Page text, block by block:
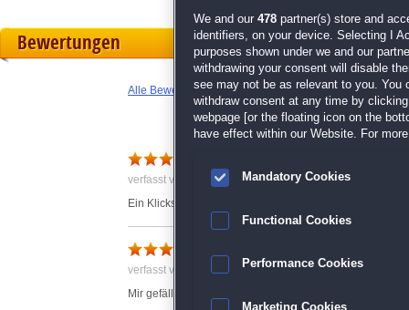
Bewertungen
Alle Bewertungen anzeigen
verfasst von Anonym am 11.01.2018 um 16:19
Ein Klickspiel ohne große Ansprüche. Für den kleinen
Tolles Spiel
verfasst von Anonym am 18.04.2021 um 17:20
Mir gefällt die ganze Serie sehr gut.
We and our 478 partner(s) store and
identifiers, on your device. Selecting I
purposes shown under we and our
withdrawing your consent will disable
see may not be as relevant to you. You
withdraw consent at any time by
webpage [or the floating icon on the
have effect within our Website. For
Mandatory Cookies
Functional Cookies
Performance Cookies
Marketing Cookies